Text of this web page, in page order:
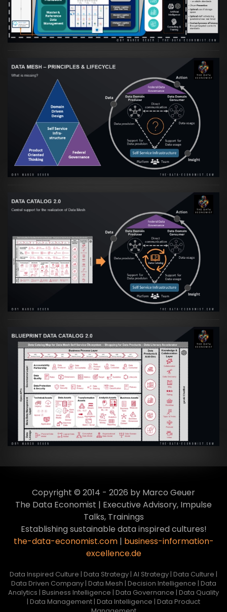
VIEW
Artikel:Data Mesh Ökosysteme: Die
Transformation zur Data Inspired Human
Culture
VIEW
Artikel:Data Mesh Ökosysteme: Die
Transformation zur Data Inspired Human
Culture
VIEW
Artikel:Data Mesh Ökosysteme: Die
Transformation zur Data Inspired Human
Culture
VIEW
Copyright © 2014 - 2026 by Marco Geuer
The Data Economist | Executive Advisory, Impulse
Talks, Trainings
Establishing sustainable data inspired cultures!
the-data-economist.com| business-information-
excellence.de
Data Inspired Culture | Data Strategy | AI Strategy | Data Culture |
Data Driven Company | Data Mesh | Decision Intelligence | Data
Analytics | Business Intelligence | Data Governance | Data Quality
| Data Management | Data Intelligence | Data Product